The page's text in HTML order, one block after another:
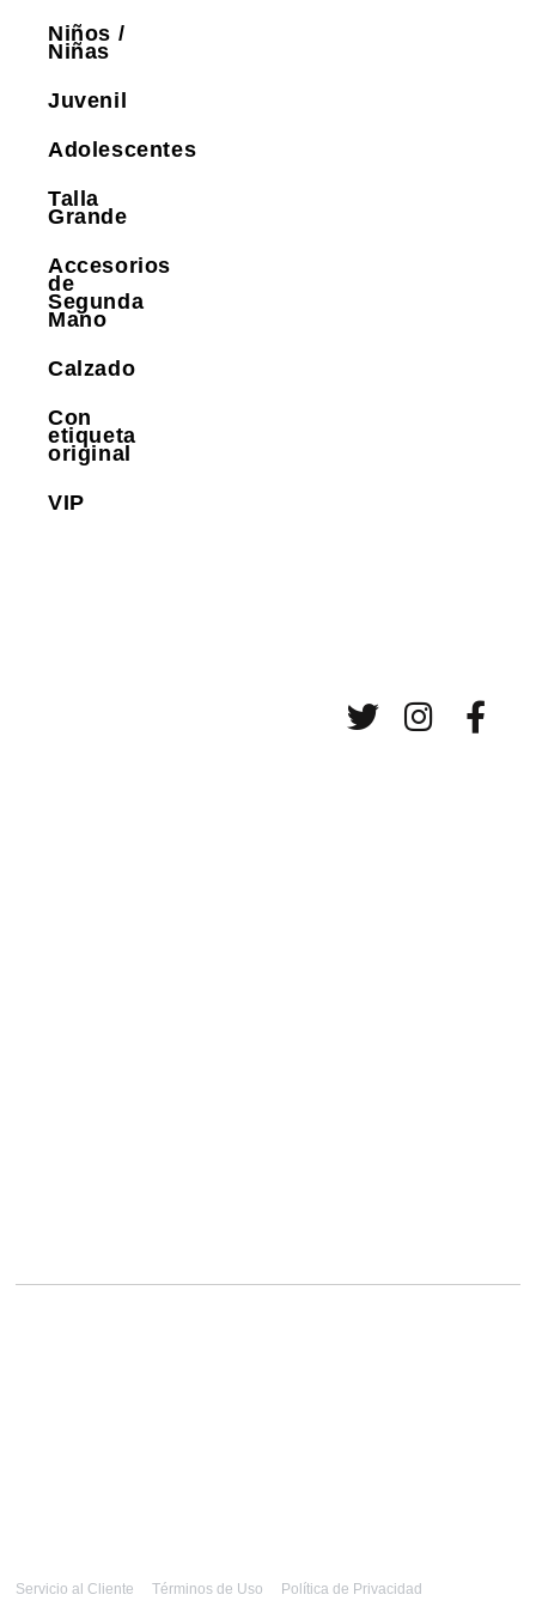
Niños /
Niñas
Juvenil
Adolescentes
Talla
Grande
Accesorios
de
Segunda
Mano
Calzado
Con
etiqueta
original
VIP
Servicio al Cliente Términos de Uso Política de Privacidad